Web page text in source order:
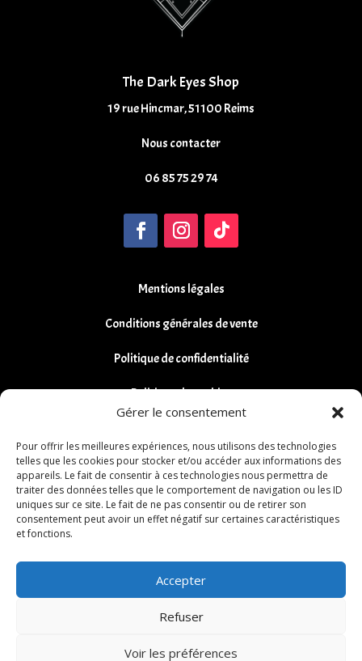
Gérer le consentement
Pour offrir les meilleures expériences, nous utilisons des technologies
telles que les cookies pour stocker et/ou accéder aux informations des
appareils. Le fait de consentir à ces technologies nous permettra de
traiter des données telles que le comportement de navigation ou les ID
uniques sur ce site. Le fait de ne pas consentir ou de retirer son
consentement peut avoir un effet négatif sur certaines caractéristiques
et fonctions.
Accepter
Refuser
Voir les préférences
The Dark Eyes Shop
19 rue Hincmar, 51100 Reims
Nous contacter
06 85 75 29 74
Mentions légales
Conditions générales de vente
Politique de confidentialité
Politique de cookies